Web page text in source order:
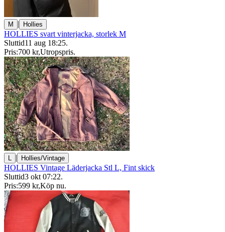
M | Hollies
HOLLIES svart vinterjacka, storlek M
Sluttid11 aug 18:25.
Pris:700 kr,Utropspris.
L | Hollies/Vintage
HOLLIES Vintage Läderjacka Stl L, Fint skick
Sluttid3 okt 07:22.
Pris:599 kr,Köp nu.